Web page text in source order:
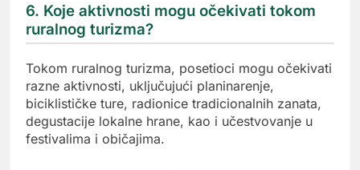
6. Koje aktivnosti mogu očekivati tokom
ruralnog turizma?
Tokom ruralnog turizma, posetioci mogu očekivati
razne aktivnosti, uključujući planinarenje,
biciklističke ture, radionice tradicionalnih zanata,
degustacije lokalne hrane, kao i učestvovanje u
festivalima i običajima.